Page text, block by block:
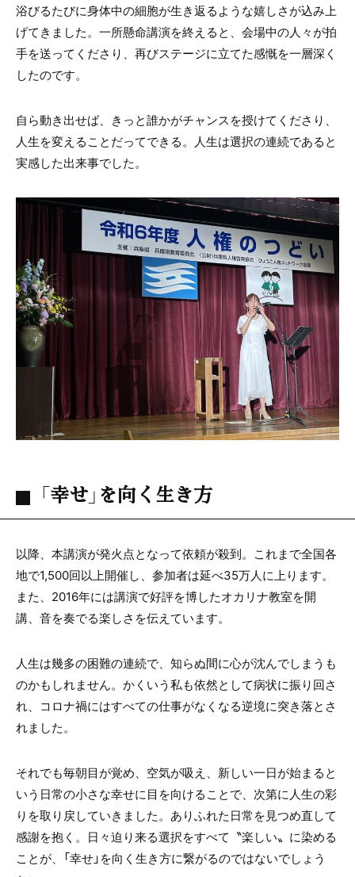
浴びるたびに身体中の細胞が生き返るような嬉しさが込み上
げてきました。一所懸命講演を終えると、会場中の人々が拍
手を送ってくださり、再びステージに立てた感慨を一層深く
したのです。
自ら動き出せば、きっと誰かがチャンスを授けてくださり、
人生を変えることだってできる。人生は選択の連続であると
実感した出来事でした。
「幸せ」を向く生き方
以降、本講演が発火点となって依頼が殺到。これまで全国各
地で1,500回以上開催し、参加者は延べ35万人に上ります。
また、2016年には講演で好評を博したオカリナ教室を開
講、音を奏でる楽しさを伝えています。
人生は幾多の困難の連続で、知らぬ間に心が沈んでしまうも
のかもしれません。かくいう私も依然として病状に振り回さ
れ、コロナ禍にはすべての仕事がなくなる逆境に突き落とさ
れました。
それでも毎朝目が覚め、空気が吸え、新しい一日が始まると
いう日常の小さな幸せに目を向けることで、次第に人生の彩
りを取り戻していきました。ありふれた日常を見つめ直して
感謝を抱く。日々迫り来る選択をすべて〝楽しい〟に染める
ことが、「幸せ」を向く生き方に繋がるのではないでしょう